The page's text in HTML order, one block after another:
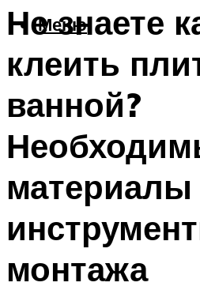
Меню
Не знаете
клеить
ванной?
материалы
монтажа